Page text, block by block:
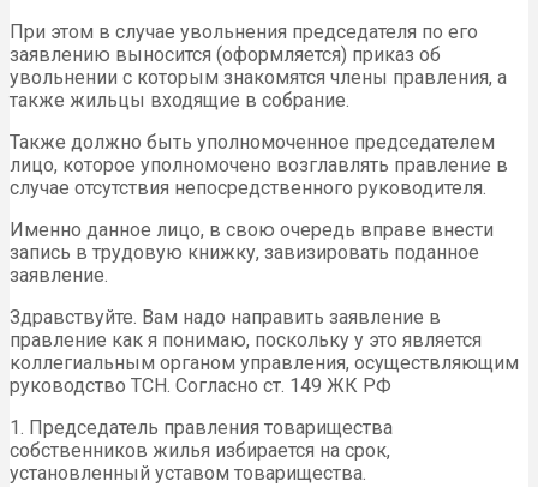
При этом в случае увольнения председателя по его
заявлению выносится (оформляется) приказ об
увольнении с которым знакомятся члены правления, а
также жильцы входящие в собрание.
Также должно быть уполномоченное председателем
лицо, которое уполномочено возглавлять правление в
случае отсутствия непосредственного руководителя.
Именно данное лицо, в свою очередь вправе внести
запись в трудовую книжку, завизировать поданное
заявление.
Здравствуйте. Вам надо направить заявление в
правление как я понимаю, поскольку у это является
коллегиальным органом управления, осуществляющим
руководство ТСН. Согласно ст. 149 ЖК РФ
1. Председатель правления товарищества
собственников жилья избирается на срок,
установленный уставом товарищества.